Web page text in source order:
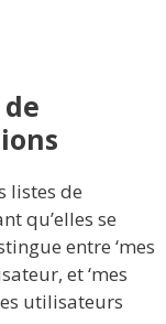
listes de
qu’elles se
entre ‘mes
et ‘mes
utilisateurs